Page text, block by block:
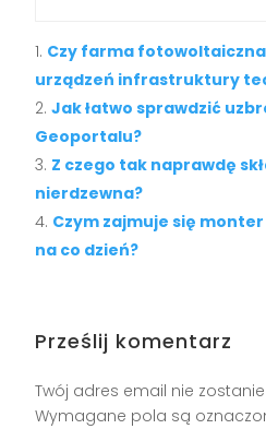
Czy farma fotowoltaiczna
urządzeń infrastruktury
Jak łatwo sprawdzić
Geoportalu?
Z czego tak naprawdę
nierdzewna?
Czym zajmuje się
na co dzień?
Prześlij komentarz
Twój adres email nie
Wymagane pola są